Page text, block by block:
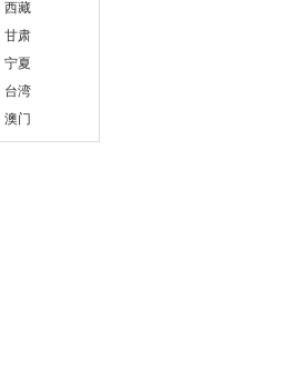
西藏
甘肃
宁夏
台湾
澳门